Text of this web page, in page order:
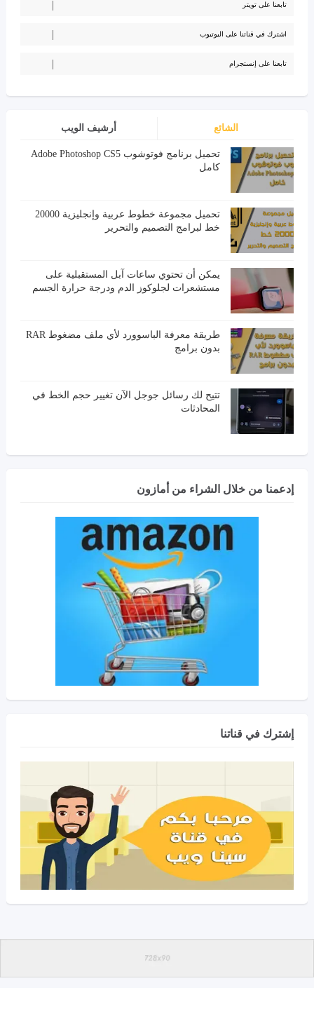
تابعنا على تويتر
اشترك في قناتنا على اليوتيوب
تابعنا على إنستجرام
الشائع أرشيف الويب
تحميل برنامج فوتوشوب Adobe Photoshop CS5
كامل
تحميل مجموعة خطوط عربية وإنجليزية 20000
خط لبرامج التصميم والتحرير
يمكن أن تحتوي ساعات آبل المستقبلية على
مستشعرات لجلوكوز الدم ودرجة حرارة الجسم
طريقة معرفة الباسوورد لأي ملف مضغوط RAR
بدون برامج
تتيح لك رسائل جوجل الآن تغيير حجم الخط في
المحادثات
إدعمنا من خلال الشراء من أمازون
إشترك في قناتنا